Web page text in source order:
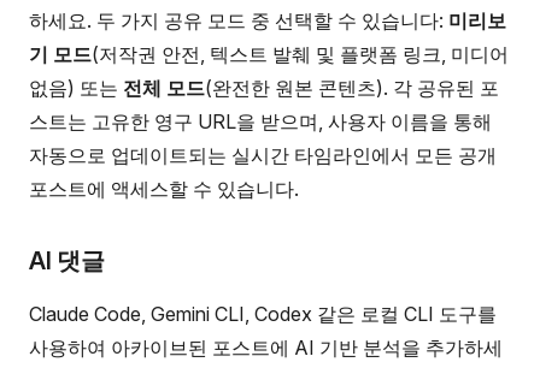
하세요. 두 가지 공유 모드 중 선택할 수 있습니다: 미리보
기 모드(저작권 안전, 텍스트 발췌 및 플랫폼 링크, 미디어
없음) 또는 전체 모드(완전한 원본 콘텐츠). 각 공유된 포
스트는 고유한 영구 URL을 받으며, 사용자 이름을 통해
자동으로 업데이트되는 실시간 타임라인에서 모든 공개
포스트에 액세스할 수 있습니다.
AI 댓글
Claude Code, Gemini CLI, Codex 같은 로컬 CLI 도구를
사용하여 아카이브된 포스트에 AI 기반 분석을 추가하세